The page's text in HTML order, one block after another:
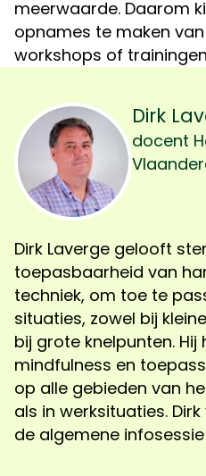
meerwaarde. Daarom
opnames te maken
workshops of
Dirk
docent
Dirk Laverge gelooft
toepasbaarheid van
techniek, om toe te
situaties, zowel bij
bij grote knelpunten.
mindfulness en
op alle gebieden van
als in werksituaties.
de algemene